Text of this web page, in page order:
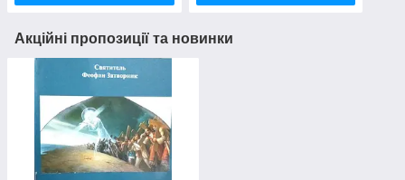
Акційні пропозиції та новинки